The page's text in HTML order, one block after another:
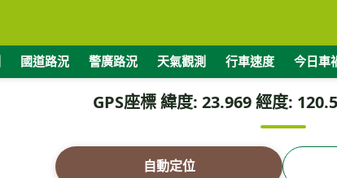
國道路況 警廣路況 天氣觀測 行車速度 今日車
GPS座標 緯度: 23.969 經度:
自動定位